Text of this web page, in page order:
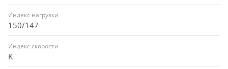
Индекс нагрузки
150/147
Индекс скорости
K